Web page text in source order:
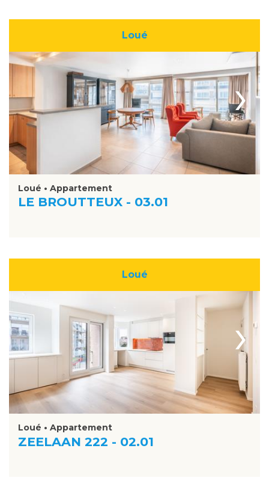
Loué
›
Loué • Appartement
LE BROUTTEUX - 03.01
Loué
›
Loué • Appartement
ZEELAAN 222 - 02.01